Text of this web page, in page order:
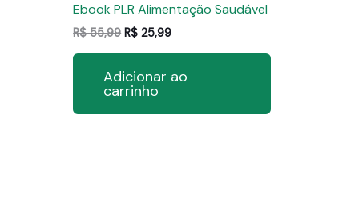
Ebook PLR Alimentação Saudável
R$55,99 O
era:
R$ 55,99.
R$ 25,99O
é:
Adicionar ao
carrinho